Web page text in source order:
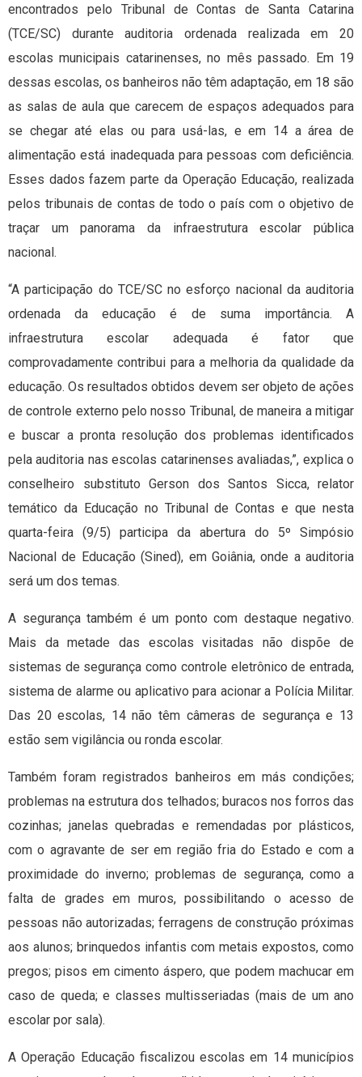
encontrados pelo Tribunal de Contas de Santa Catarina
(TCE/SC) durante auditoria ordenada realizada em 20
escolas municipais catarinenses, no mês passado. Em 19
dessas escolas, os banheiros não têm adaptação, em 18 são
as salas de aula que carecem de espaços adequados para
se chegar até elas ou para usá-las, e em 14 a área de
alimentação está inadequada para pessoas com deficiência.
Esses dados fazem parte da Operação Educação, realizada
pelos tribunais de contas de todo o país com o objetivo de
traçar um panorama da infraestrutura escolar pública
nacional.
“A participação do TCE/SC no esforço nacional da auditoria
ordenada da educação é de suma importância. A
infraestrutura escolar adequada é fator que
comprovadamente contribui para a melhoria da qualidade da
educação. Os resultados obtidos devem ser objeto de ações
de controle externo pelo nosso Tribunal, de maneira a mitigar
e buscar a pronta resolução dos problemas identificados
pela auditoria nas escolas catarinenses avaliadas,”, explica o
conselheiro substituto Gerson dos Santos Sicca, relator
temático da Educação no Tribunal de Contas e que nesta
quarta-feira (9/5) participa da abertura do 5º Simpósio
Nacional de Educação (Sined), em Goiânia, onde a auditoria
será um dos temas.
A segurança também é um ponto com destaque negativo.
Mais da metade das escolas visitadas não dispõe de
sistemas de segurança como controle eletrônico de entrada,
sistema de alarme ou aplicativo para acionar a Polícia Militar.
Das 20 escolas, 14 não têm câmeras de segurança e 13
estão sem vigilância ou ronda escolar.
Também foram registrados banheiros em más condições;
problemas na estrutura dos telhados; buracos nos forros das
cozinhas; janelas quebradas e remendadas por plásticos,
com o agravante de ser em região fria do Estado e com a
proximidade do inverno; problemas de segurança, como a
falta de grades em muros, possibilitando o acesso de
pessoas não autorizadas; ferragens de construção próximas
aos alunos; brinquedos infantis com metais expostos, como
pregos; pisos em cimento áspero, que podem machucar em
caso de queda; e classes multisseriadas (mais de um ano
escolar por sala).
A Operação Educação fiscalizou escolas em 14 municípios